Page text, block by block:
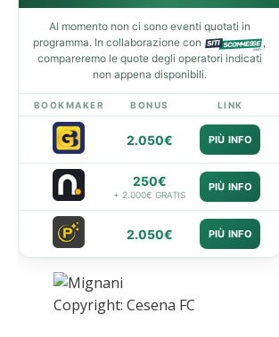
Al momento non ci sono eventi quotati in
programma. In collaborazione con
,
compareremo le quote degli operatori indicati
non appena disponibili.
BOOKMAKER BONUS LINK
2.050€ PIÙ INFO
250€
+ 2.000€ GRATIS
PIÙ INFO
2.050€ PIÙ INFO
Copyright: Cesena FC